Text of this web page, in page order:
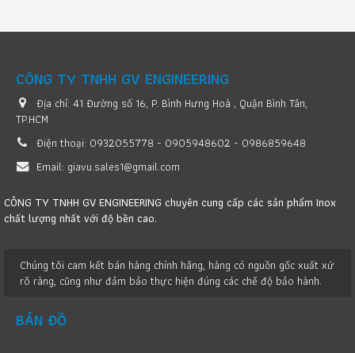
CÔNG TY TNHH GV ENGINEERING
Địa chỉ: 41 Đường số 16, P. Bình Hưng Hoà , Quận Bình Tân,
TP.HCM
Điện thoại: 0932055778 - 0905948602 - 0986859648
Email: giavu.sales1@gmail.com
CÔNG TY TNHH GV ENGINEERING chuyên cung cấp các sản phẩm Inox
chất lượng nhất với độ bền cao.
Chúng tôi cam kết bán hàng chính hãng, hàng có nguồn gốc xuất xứ
rõ ràng, cũng như đảm bảo thực hiện đúng các chế độ bảo hành.
BẢN ĐỒ